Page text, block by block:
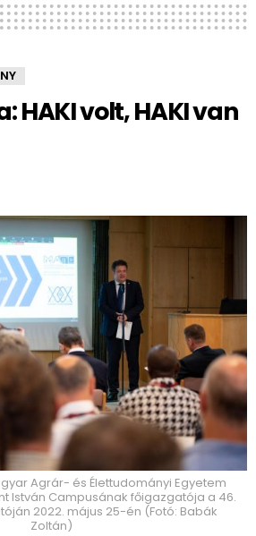
HAKI volt, HAKI van
Agrár- és Élettudományi Egyetem
István Campusának főigazgatója a 46.
2022. május 25-én (Fotó: Babák
Zoltán)